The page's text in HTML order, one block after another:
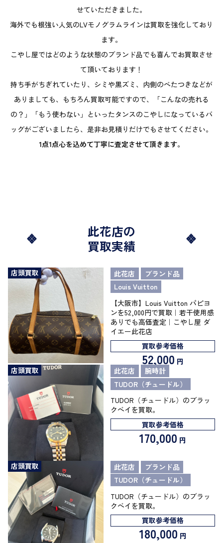
せていただきました。
海外でも根強い人気のLVモノグラムラインは買取を強化しており
ます。
こやし屋ではどのような状態のブランド品でも喜んでお買取させ
て頂いております！
持ち手がちぎれていたり、シミや黒ズミ、内側のべたつきなどが
ありましても、もちろん買取可能ですので、「こんなの売れる
の？」「もう使わない」といったタンスのこやしになっているバ
ッグがございましたら、是非お見積りだけでもさせてください。
1点1点心を込めて丁寧に査定させて頂きます。
此花店の
買取実績
店頭買取 此花店
ブランド品
Louis Vuitton
【大阪市】Louis Vuitton パピヨ
ンを52,000円で買取｜若干使用感
ありでも高価査定｜こやし屋 ダ
イエー此花店
買取参考価格
52,000 円
店頭買取
此花店
腕時計
TUDOR（チュードル）
TUDOR（チュードル）のブラッ
クベイを買取。
買取参考価格
170,000 円
店頭買取 此花店
ブランド品
TUDOR（チュードル）
TUDOR（チュードル）のブラッ
クベイを買取。
買取参考価格
180,000 円